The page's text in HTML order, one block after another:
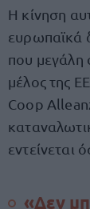
Η κίνηση
ευρωπαϊκά
που μεγάλη
μέλος της
Coop
εντείνεται
«Δεν